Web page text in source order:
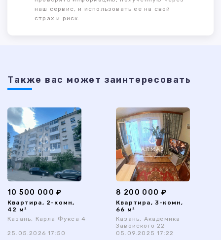
наш сервис, и использовать ее на свой
страх и риск.
Также ваc может заинтересовать
10 500 000 ₽
Квартира, 2-комн,
42 м²
Казань, Карла Фукса 4
25.05.2026 17:50
8 200 000 ₽
Квартира, 3-комн,
66 м²
Казань, Академика
Завойского 22
05.09.2025 17:22